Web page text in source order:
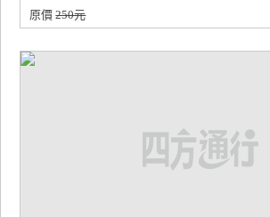
原價250元